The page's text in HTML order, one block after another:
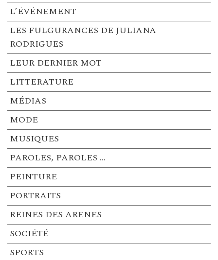
L’ÉVÉNEMENT
LES FULGURANCES DE JULIANA
RODRIGUES
LEUR DERNIER MOT
LITTERATURE
MÉDIAS
MODE
MUSIQUES
PAROLES, PAROLES …
PEINTURE
PORTRAITS
REINES DES ARENES
SOCIÉTÉ
SPORTS